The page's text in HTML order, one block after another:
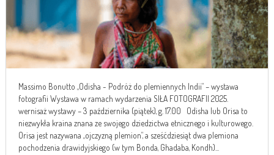
Massimo Bonutto „Odisha - Podróż do plemiennych Indii” – wystawa
fotografii Wystawa w ramach wydarzenia SIŁA FOTOGRAFII 2025.
wernisaż wystawy – 3 października (piątek), g. 17.00 Odisha lub Orisa to
niezwykła kraina znana ze swojego dziedzictwa etnicznego i kulturowego.
Orisa jest nazywana „ojczyzną plemion”, a sześćdziesiąt dwa plemiona
pochodzenia drawidyjskiego (w tym Bonda, Ghadaba, Kondh)...